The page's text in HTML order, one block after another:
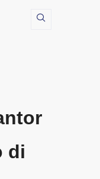
di